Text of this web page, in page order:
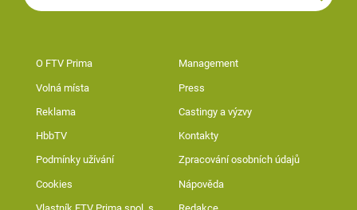
O FTV Prima Management
Volná místa Press
Reklama Castingy a výzvy
HbbTV Kontakty
Podmínky užívání Zpracování osobních údajů
Cookies Nápověda